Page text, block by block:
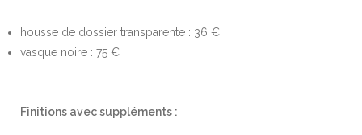
housse de dossier transparente : 36 €
vasque noire : 75 €
Finitions avec suppléments :